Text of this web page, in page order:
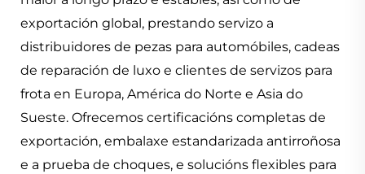
exportación global, prestando servizo a
distribuidores de pezas para automóbiles, cadeas
de reparación de luxo e clientes de servizos para
frota en Europa, América do Norte e Asia do
Sueste. Ofrecemos certificacións completas de
exportación, embalaxe estandarizada antirroñosa
e a prueba de choques, e solucións flexibles para